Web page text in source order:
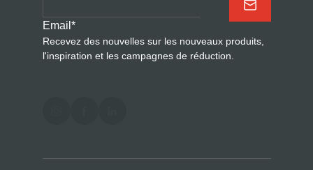
Email *
Recevez des nouvelles sur les nouveaux produits,
l'inspiration et les campagnes de réduction.